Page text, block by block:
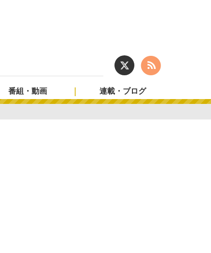
番組・動画 連載・ブログ